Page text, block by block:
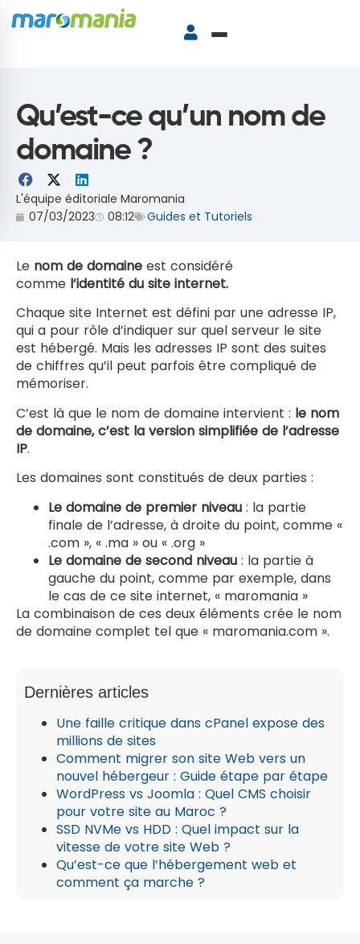
Qu’est-ce qu’un nom de
domaine ?
L'équipe éditoriale Maromania
07/03/2023
08:12 Guides et Tutoriels
Le nom de domaine est considéré
comme l’identité du site internet.
Chaque site Internet est défini par une adresse IP,
qui a pour rôle d’indiquer sur quel serveur le site
est hébergé. Mais les adresses IP sont des suites
de chiffres qu’il peut parfois être compliqué de
mémoriser.
C’est là que le nom de domaine intervient : le nom
de domaine, c’est la version simplifiée de l’adresse
IP.
Les domaines sont constitués de deux parties :
Le domaine de premier niveau : la partie
finale de l’adresse, à droite du point, comme «
.com », « .ma » ou « .org »
Le domaine de second niveau : la partie à
gauche du point, comme par exemple, dans
le cas de ce site internet, « maromania »
La combinaison de ces deux éléments crée le nom
de domaine complet tel que « maromania.com ».
Dernières articles
Une faille critique dans cPanel expose des
millions de sites
Comment migrer son site Web vers un
nouvel hébergeur : Guide étape par étape
WordPress vs Joomla : Quel CMS choisir
pour votre site au Maroc ?
SSD NVMe vs HDD : Quel impact sur la
vitesse de votre site Web ?
Qu’est-ce que l’hébergement web et
comment ça marche ?